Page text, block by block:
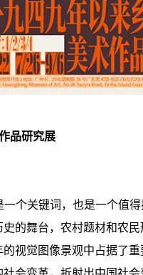
品研究展
个关键词，也是一个值
的舞台，农村题材和农
视觉图像景观中占据了